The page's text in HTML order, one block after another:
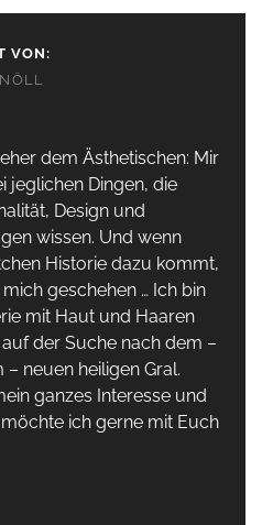
VON:
dem Ästhetischen: Mir
jeglichen Dingen, die
Design und
wissen. Und wenn
Historie dazu kommt,
geschehen … Ich bin
mit Haut und Haaren
der Suche nach dem –
neuen heiligen Gral.
ganzes Interesse und
ich gerne mit Euch